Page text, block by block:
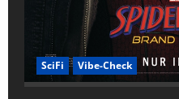
SciFi Vibe-Check